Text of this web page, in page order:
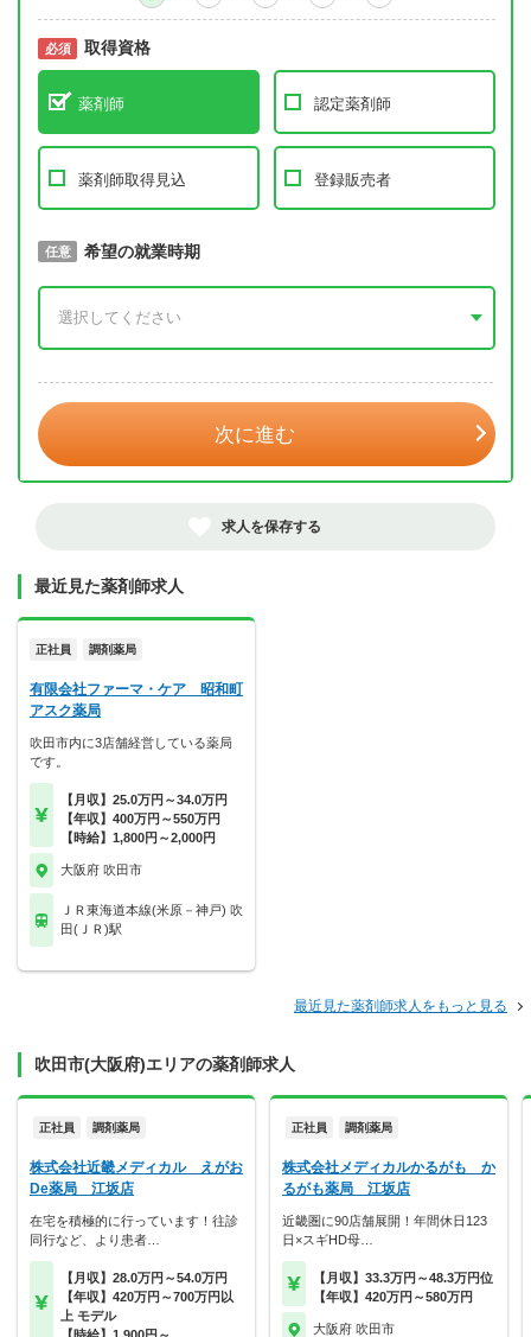
必須 取得資格
薬剤師 認定薬剤師
薬剤師取得見込 登録販売者
必須 取得予定年
任意 希望の就業時期
次に進む
求人を保存する
最近見た薬剤師求人
正社員 調剤薬局
有限会社ファーマ・ケア 昭和町
アスク薬局
吹田市内に3店舗経営している薬局
です。
【月収】25.0万円～34.0万円
【年収】400万円～550万円
【時給】1,800円～2,000円
大阪府 吹田市
ＪＲ東海道本線(米原－神戸) 吹
田(ＪＲ)駅
最近見た薬剤師求人をもっと見る
吹田市(大阪府)エリアの薬剤師求人
正社員 調剤薬局
株式会社近畿メディカル えがお
De薬局 江坂店
在宅を積極的に行っています！往診
同行など、より患者…
【月収】28.0万円～54.0万円
【年収】420万円～700万円以
上 モデル
正社員 調剤薬局
株式会社メディカルかるがも か
るがも薬局 江坂店
近畿圏に90店舗展開！年間休日123
日×スギHD母…
【月収】33.3万円～48.3万円位
【年収】420万円～580万円
大阪府 吹田市